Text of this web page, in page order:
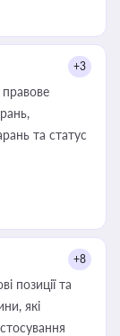
+3
та статус
+8
позиції та
які